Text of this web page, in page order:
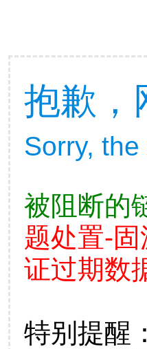
抱歉，
Sorry,
被阻断的
题处置-
证过期数
特别提醒